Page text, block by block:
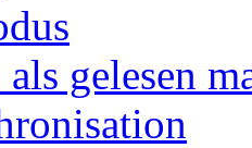
gelesen